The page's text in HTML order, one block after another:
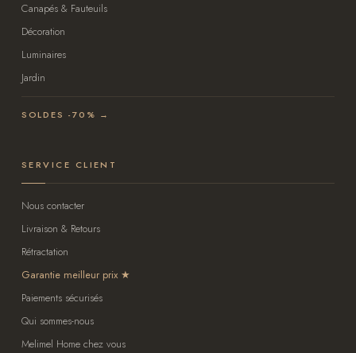
Canapés & Fauteuils
Décoration
Luminaires
Jardin
SOLDES -70% →
SERVICE CLIENT
Nous contacter
Livraison & Retours
Rétractation
Garantie meilleur prix
Paiements sécurisés
Qui sommes-nous
Melimel Home chez vous